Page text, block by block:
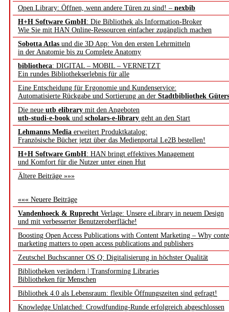
Open Library: Öffnen, wenn andere Türen zu sind! – nexbib
H+H Software GmbH: Die Bibliothek als Information-Broker
Wie Sie mit HAN Online-Ressourcen einfacher zugänglich machen
Sobotta Atlas und die 3D App: Von den ersten Lehrmitteln
in der Anatomie bis zu Complete Anatomy
bibliotheca: DIGITAL – MOBIL – VERNETZT
Ein rundes Bibliothekserlebnis für alle
Eine Entscheidung für Ergonomie und Kundenservice:
Automatisierte Rückgabe und Sortierung an der Stadtbibliothek
Die neue utb elibrary mit den Angeboten
utb-studi-e-book und scholars-e-library geht an den Start
Lehmanns Media erweitert Produktkatalog:
Französische Bücher jetzt über das Medienportal Le2B bestellen!
H+H Software GmbH: HAN bringt effektives Management
und Komfort für die Nutzer unter einen Hut
Ältere Beiträge »»»
««« Neuere Beiträge
Vandenhoeck & Ruprecht Verlage: Unsere eLibrary in neuem Design
und mit verbesserter Benutzeroberfläche!
Boosting Open Access Publications with Content Marketing – Why
marketing matters to open access publications and publishers
Zeutschel Buchscanner OS Q: Digitalisierung in höchster Qualität
Bibliotheken verändern | Transforming Libraries
Bibliotheken für Menschen
Bibliothek 4.0 als Lebensraum: flexible Öffnungszeiten sind gefragt!
Knowledge Unlatched: Crowdfunding-Runde erfolgreich abgeschlossen